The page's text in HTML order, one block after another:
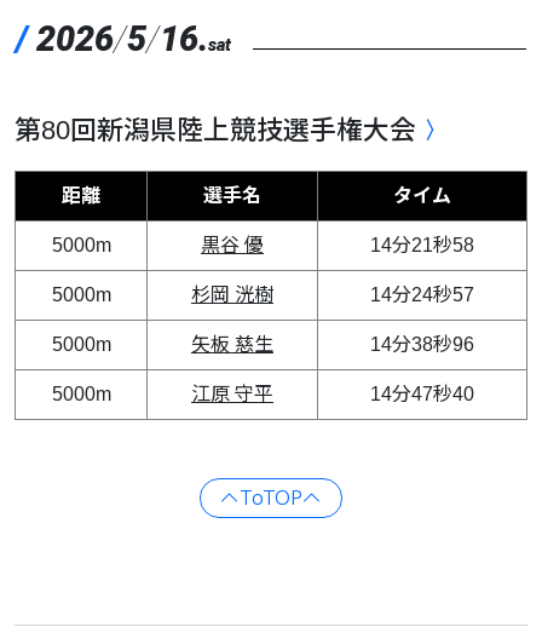
/2026/5/16.sat
第80回新潟県陸上競技選手権大会
距離 選手名 タイム
5000m 黒谷 優 14分21秒58
5000m 杉岡 洸樹 14分24秒57
5000m 矢板 慈生 14分38秒96
5000m 江原 守平 14分47秒40
ToTOP